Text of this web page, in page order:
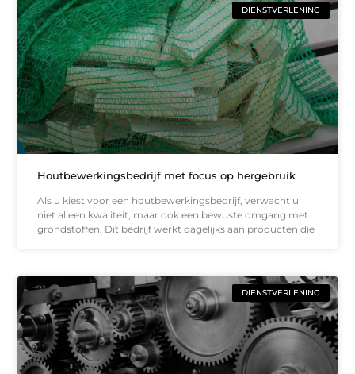
DIENSTVERLENING
Houtbewerkingsbedrijf met focus op hergebruik
Als u kiest voor een houtbewerkingsbedrijf, verwacht u
niet alleen kwaliteit, maar ook een bewuste omgang met
grondstoffen. Dit bedrijf werkt dagelijks aan producten die
DIENSTVERLENING